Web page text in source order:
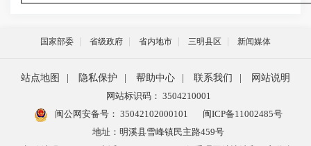
国家部委 省级政府 省内地市 三明县区 新闻媒体
站点地图 隐私保护 帮助中心 联系我们
网站说明
网站标识码： 3504210001
闽公网安备号： 35042102000101
闽ICP备11002485号
地址：明溪县雪峰镇民主路459号